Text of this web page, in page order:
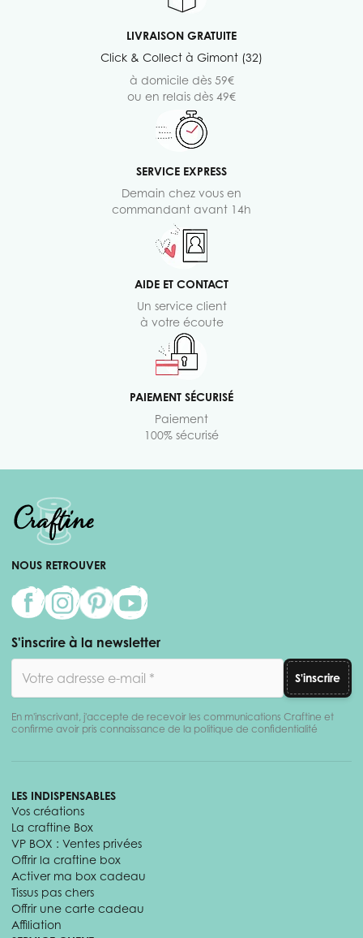
LIVRAISON GRATUITE
Click & Collect à Gimont (32)
à domicile dès 59€
ou en relais dès 49€
SERVICE EXPRESS
Demain chez vous en
commandant avant 14h
AIDE ET CONTACT
Un service client
à votre écoute
PAIEMENT SÉCURISÉ
Paiement
100% sécurisé
NOUS RETROUVER
S'inscrire à la newsletter
S'inscrire
En m'inscrivant, j'accepte de recevoir les communications Craftine et
confirme avoir pris connaissance de la politique de confidentialité
LES INDISPENSABLES
Vos créations
La craftine Box
VP BOX : Ventes privées
Offrir la craftine box
Activer ma box cadeau
Tissus pas chers
Offrir une carte cadeau
Affiliation